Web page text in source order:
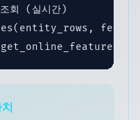
회 (실시간)